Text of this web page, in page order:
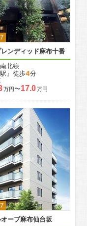
2
2 2
ンディッド麻布十番
北線
駅』徒歩4分
万円〜17.0万円
2
ーブ麻布仙台坂